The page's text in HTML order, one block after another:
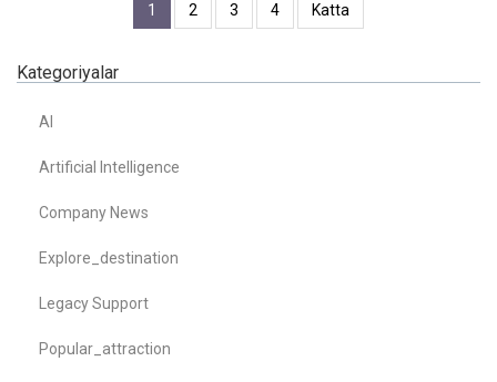
1 2 3 4 Katta
Kategoriyalar
AI
Artificial Intelligence
Company News
Explore_destination
Legacy Support
Popular_attraction